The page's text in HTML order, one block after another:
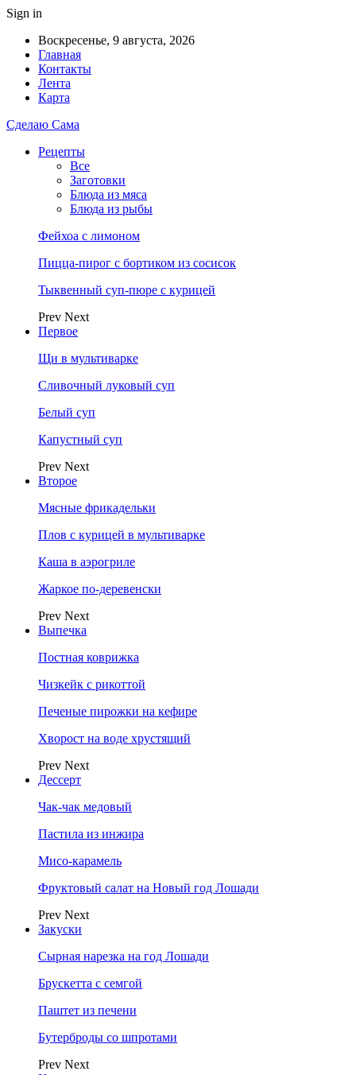
Sign in
Воскресенье, 9 августа, 2026
Главная
Контакты
Лента
Карта
Сделаю Сама
Рецепты
Все
Заготовки
Блюда из мяса
Блюда из рыбы
Фейхоа с лимоном
Пицца-пирог с бортиком из сосисок
Тыквенный суп-пюре с курицей
Prev Next
Первое
Щи в мультиварке
Сливочный луковый суп
Белый суп
Капустный суп
Prev Next
Второе
Мясные фрикадельки
Плов с курицей в мультиварке
Каша в аэрогриле
Жаркое по-деревенски
Prev Next
Выпечка
Постная коврижка
Чизкейк с рикоттой
Печеные пирожки на кефире
Хворост на воде хрустящий
Prev Next
Дессерт
Чак-чак медовый
Пастила из инжира
Мисо-карамель
Фруктовый салат на Новый год Лошади
Prev Next
Закуски
Сырная нарезка на год Лошади
Брускетта с семгой
Паштет из печени
Бутерброды со шпротами
Prev Next